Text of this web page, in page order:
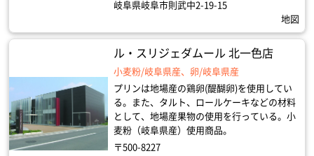
岐阜県岐阜市則武中2-19-15
地図
ル・スリジェダムール 北一色店
小麦粉/岐阜県産、卵/岐阜県産
プリンは地場産の鶏卵(醍醐卵)を使用してい
る。また、タルト、ロールケーキなどの材料
として、地場産果物の使用を行っている。小
麦粉（岐阜県産）使用商品。
〒500-8227